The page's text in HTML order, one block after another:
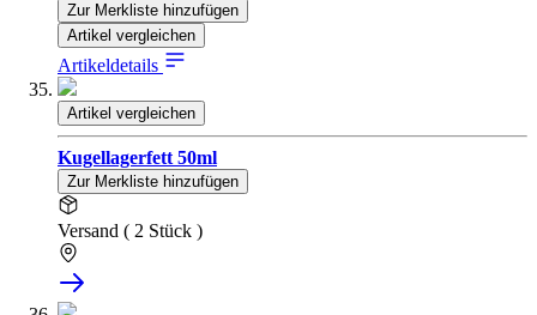
Zur Merkliste hinzufügen
Artikel vergleichen
Artikeldetails
Artikel vergleichen
Kugellagerfett 50ml
Zur Merkliste hinzufügen
Versand ( 2 Stück )